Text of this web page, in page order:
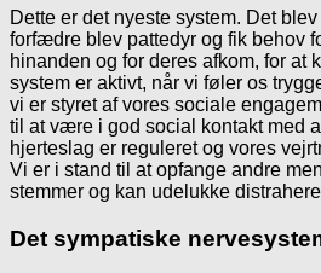
Dette er det nyeste system. Det
forfædre blev pattedyr og fik behov
hinanden og for deres afkom, for at
system er aktivt, når vi føler os
vi er styret af vores sociale
til at være i god social kontakt med
hjerteslag er reguleret og vores
Vi er i stand til at opfange andre
stemmer og kan udelukke
Det sympatiske